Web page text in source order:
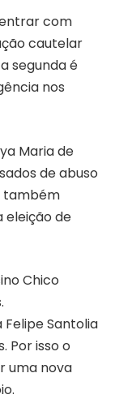
com
cautelar
segunda é
nos
Maria de
de abuso
também
eleição de
Chico
Santolia
Por isso o
uma nova